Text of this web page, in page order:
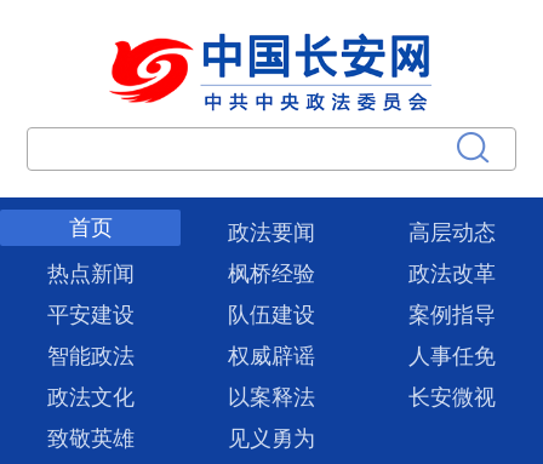
首页 政法要闻
高层动态
热点新闻
枫桥经验
政法改革
平安建设
队伍建设
案例指导
智能政法
权威辟谣
人事任免
政法文化
以案释法
长安微视
致敬英雄
见义勇为